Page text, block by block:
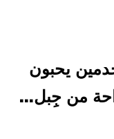
يحبون
من جِبل...